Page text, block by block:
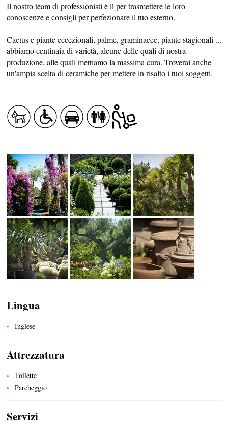
LATO AL NATURALE
SISTEMAZIONE
PROFUSIONE DI SAPORE
SERVIZI PUBBLICI
Il nostro team di professionisti è lì per trasmettere le loro
conoscenze e consigli per perfezionare il tuo esterno.
Cactus e piante eccezionali, palme, graminacee, piante stagionali ...
abbiamo centinaia di varietà, alcune delle quali di nostra
produzione, alle quali mettiamo la massima cura. Troverai anche
un'ampia scelta di ceramiche per mettere in risalto i tuoi soggetti.
Lingua
Inglese
Attrezzatura
Toilette
Parcheggio
Servizi